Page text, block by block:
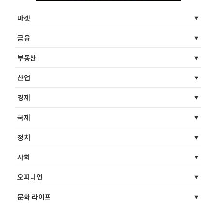
마켓
금융
부동산
산업
경제
국제
정치
사회
오피니언
문화·라이프